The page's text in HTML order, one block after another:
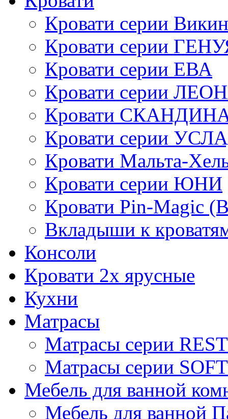
Кровати серии
Кровати серии
Кровати серии ЕВА
Кровати серии
Кровати
Кровати серии
Кровати Мальта-
Кровати серии ЮНИ
Кровати Pin-Magic
Вкладыши к
Консоли
Кровати 2х ярусные
Кухни
Матрасы
Матрасы серии REST
Матрасы серии SOFT
Мебель для ванной
Мебель для ванной